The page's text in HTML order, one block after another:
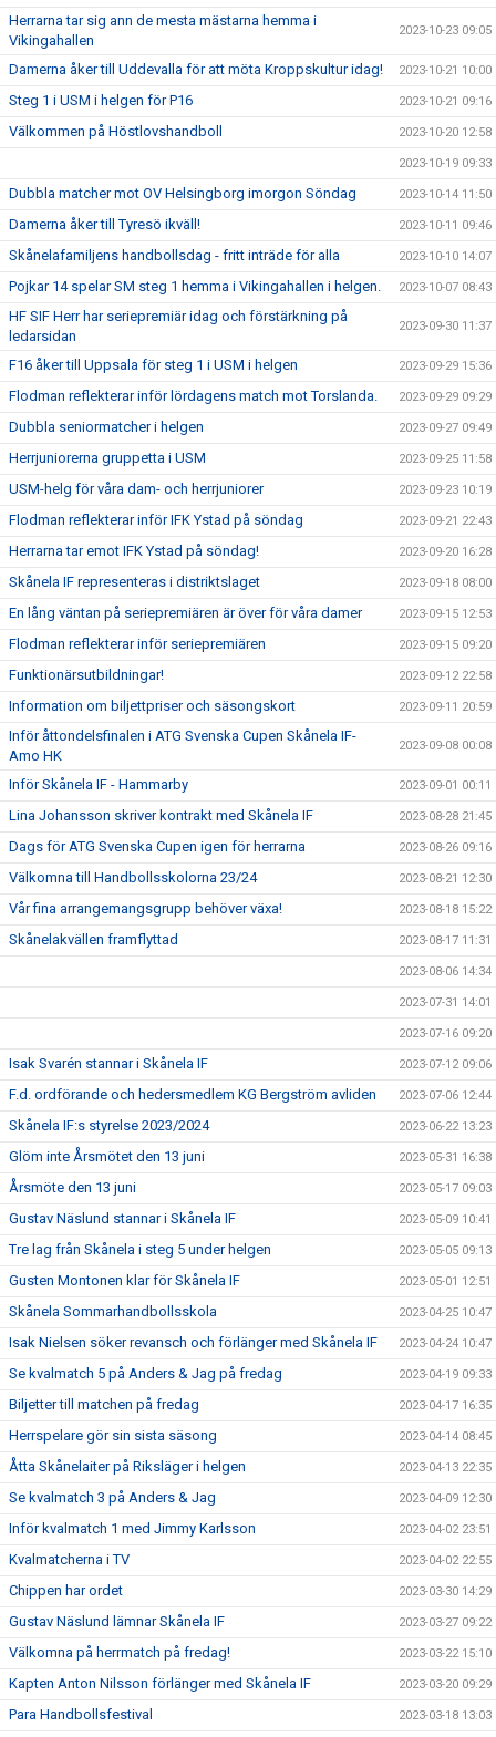
Herrarna tar sig ann de mesta mästarna hemma i
Vikingahallen
2023-10-23 09:05
Damerna åker till Uddevalla för att möta Kroppskultur idag! 2023-10-21 10:00
Steg 1 i USM i helgen för P16 2023-10-21 09:16
Välkommen på Höstlovshandboll 2023-10-20 12:58
2023-10-19 09:33
Dubbla matcher mot OV Helsingborg imorgon Söndag 2023-10-14 11:50
Damerna åker till Tyresö ikväll! 2023-10-11 09:46
Skånelafamiljens handbollsdag - fritt inträde för alla 2023-10-10 14:07
Pojkar 14 spelar SM steg 1 hemma i Vikingahallen i helgen. 2023-10-07 08:43
HF SIF Herr har seriepremiär idag och förstärkning på
ledarsidan
2023-09-30 11:37
F16 åker till Uppsala för steg 1 i USM i helgen 2023-09-29 15:36
Flodman reflekterar inför lördagens match mot Torslanda. 2023-09-29 09:29
Dubbla seniormatcher i helgen 2023-09-27 09:49
Herrjuniorerna gruppetta i USM 2023-09-25 11:58
USM-helg för våra dam- och herrjuniorer 2023-09-23 10:19
Flodman reflekterar inför IFK Ystad på söndag 2023-09-21 22:43
Herrarna tar emot IFK Ystad på söndag! 2023-09-20 16:28
Skånela IF representeras i distriktslaget 2023-09-18 08:00
En lång väntan på seriepremiären är över för våra damer 2023-09-15 12:53
Flodman reflekterar inför seriepremiären 2023-09-15 09:20
Funktionärsutbildningar! 2023-09-12 22:58
Information om biljettpriser och säsongskort 2023-09-11 20:59
Inför åttondelsfinalen i ATG Svenska Cupen Skånela IF-
Amo HK
2023-09-08 00:08
Inför Skånela IF - Hammarby 2023-09-01 00:11
Lina Johansson skriver kontrakt med Skånela IF 2023-08-28 21:45
Dags för ATG Svenska Cupen igen för herrarna 2023-08-26 09:16
Välkomna till Handbollsskolorna 23/24 2023-08-21 12:30
Vår fina arrangemangsgrupp behöver växa! 2023-08-18 15:22
Skånelakvällen framflyttad 2023-08-17 11:31
2023-08-06 14:34
2023-07-31 14:01
2023-07-16 09:20
Isak Svarén stannar i Skånela IF 2023-07-12 09:06
F.d. ordförande och hedersmedlem KG Bergström avliden 2023-07-06 12:44
Skånela IF:s styrelse 2023/2024 2023-06-22 13:23
Glöm inte Årsmötet den 13 juni 2023-05-31 16:38
Årsmöte den 13 juni 2023-05-17 09:03
Gustav Näslund stannar i Skånela IF 2023-05-09 10:41
Tre lag från Skånela i steg 5 under helgen 2023-05-05 09:13
Gusten Montonen klar för Skånela IF 2023-05-01 12:51
Skånela Sommarhandbollsskola 2023-04-25 10:47
Isak Nielsen söker revansch och förlänger med Skånela IF 2023-04-24 10:47
Se kvalmatch 5 på Anders & Jag på fredag 2023-04-19 09:33
Biljetter till matchen på fredag 2023-04-17 16:35
Herrspelare gör sin sista säsong 2023-04-14 08:45
Åtta Skånelaiter på Riksläger i helgen 2023-04-13 22:35
Se kvalmatch 3 på Anders & Jag 2023-04-09 12:30
Inför kvalmatch 1 med Jimmy Karlsson 2023-04-02 23:51
Kvalmatcherna i TV 2023-04-02 22:55
Chippen har ordet 2023-03-30 14:29
Gustav Näslund lämnar Skånela IF 2023-03-27 09:22
Välkomna på herrmatch på fredag! 2023-03-22 15:10
Kapten Anton Nilsson förlänger med Skånela IF 2023-03-20 09:29
Para Handbollsfestival 2023-03-18 13:03